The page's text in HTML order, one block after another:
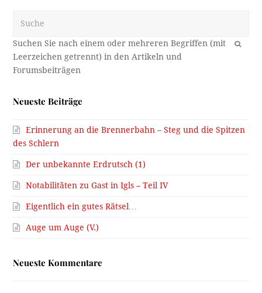
OK
Neueste Beiträge
Erinnerung an die Brennerbahn – Steg und die Spitzen
des Schlern
Der unbekannte Erdrutsch (1)
Notabilitäten zu Gast in Igls – Teil IV
Eigentlich ein gutes Rätsel…
Auge um Auge (V.)
Neueste Kommentare